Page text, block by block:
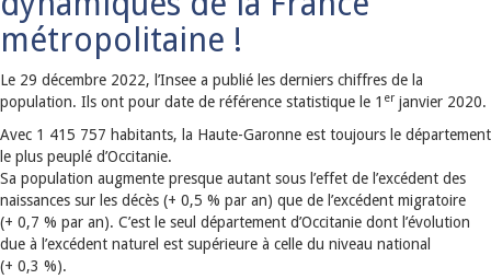
métropolitaine !
Le 29 décembre 2022, l’Insee a publié les derniers chiffres de la
population. Ils ont pour date de référence statistique le 1 er janvier 2020.
Avec 1 415 757 habitants, la Haute-Garonne est toujours le département
le plus peuplé d’Occitanie.
Sa population augmente presque autant sous l’effet de l’excédent des
naissances sur les décès (+ 0,5 % par an) que de l’excédent migratoire
(+ 0,7 % par an). C’est le seul département d’Occitanie dont l’évolution
due à l’excédent naturel est supérieure à celle du niveau national
(+ 0,3 %).